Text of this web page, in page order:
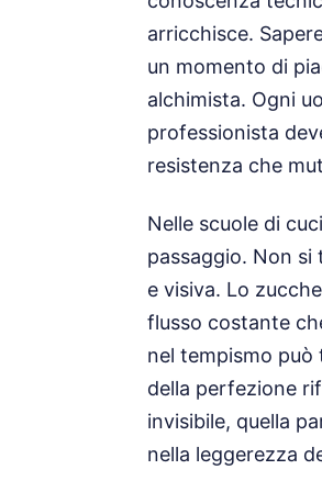
arricchisce.
un momento di
alchimista. Ogni
professionista
resistenza che
Nelle scuole di
passaggio. Non
e visiva. Lo
flusso costante
nel tempismo
della perfezione
invisibile, quella
nella leggerezza